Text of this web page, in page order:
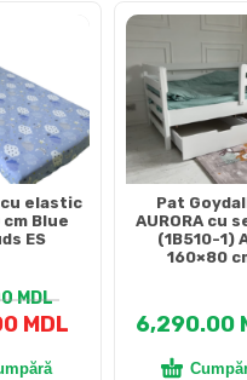
elastic
Blue
ES
MDL
MDL
Pat
AURORA cu
(1B510-1)
160×80
6,290.00